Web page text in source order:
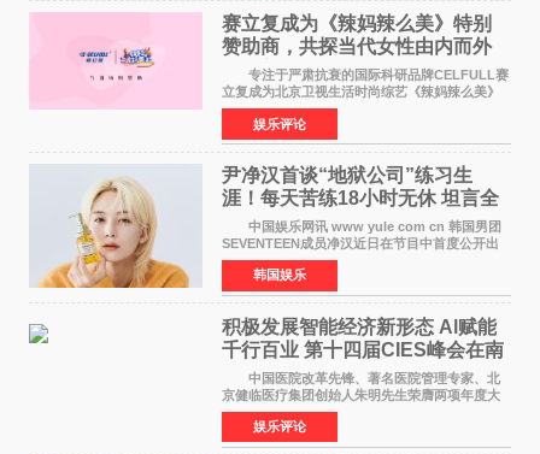
赛立复成为《辣妈辣么美》特别
赞助商，共探当代女性由内而外
活力美
专注于严肃抗衰的国际科研品牌CELFULL赛
立复成为北京卫视生活时尚综艺《辣妈辣么美》
的特别赞助商,明星辣妈袁咏仪倾情参与，向广大
都市女性传递健康生活新主张，寄语当代女性在
家庭与自我之间
娱乐评论
尹净汉首谈“地狱公司”练习生
涯！每天苦练18小时无休 坦言全
靠成员撑过来
中国娱乐网讯 www yule com cn 韩国男团
SEVENTEEN成员净汉近日在节目中首度公开出
道前的残酷练习生经历，并提及经纪公司Pledis
娱乐，引发广泛关注。 在8月2日播出的日本
TBS综艺节目《周
韩国娱乐
积极发展智能经济新形态 Al赋能
千行百业 第十四届CIES峰会在南
京盛大召开
中国医院改革先锋、著名医院管理专家、北
京健临医疗集团创始人朱明先生荣膺两项年度大
奖 2026年7月31日，盛夏金陵，长江之畔，
以重落地·真务实·强链接为主题的2026&lsquo;人
工智能+&rsquo
娱乐评论